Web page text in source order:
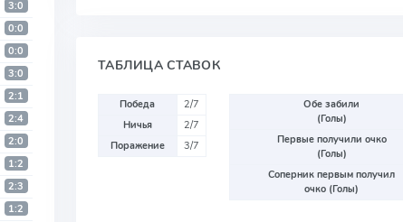
3:0
0:0
0:0
3:0
2:1
2:4
2:0
1:2
2:3
1:2
ТАБЛИЦА СТАВОК
Победа
2/7
Ничья
2/7
Поражение
3/7
Обе забили
(Голы)
Первые получили очко
(Голы)
Соперник первым получил
очко (Голы)